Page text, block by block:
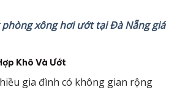
phòng xông hơi ướt tại Đà Nẵng giá
Khô Và Ướt
gia đình có không gian rộng